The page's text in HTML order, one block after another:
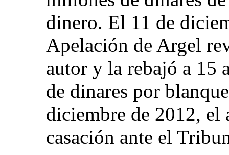
dinero. El 11 de
Apelación de Argel
autor y la rebajó a 15
de dinares por
diciembre de 2012, el
casación ante el